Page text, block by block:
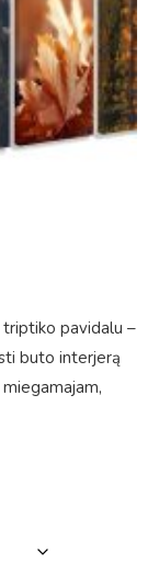
triptiko pavidalu –
buto interjerą